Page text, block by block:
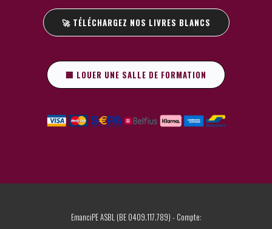
🚀 TÉLÉCHARGEZ NOS LIVRES BLANCS
🏢 LOUER UNE SALLE DE FORMATION
EmanciPE ASBL (BE 0409.117.789) - Compte: